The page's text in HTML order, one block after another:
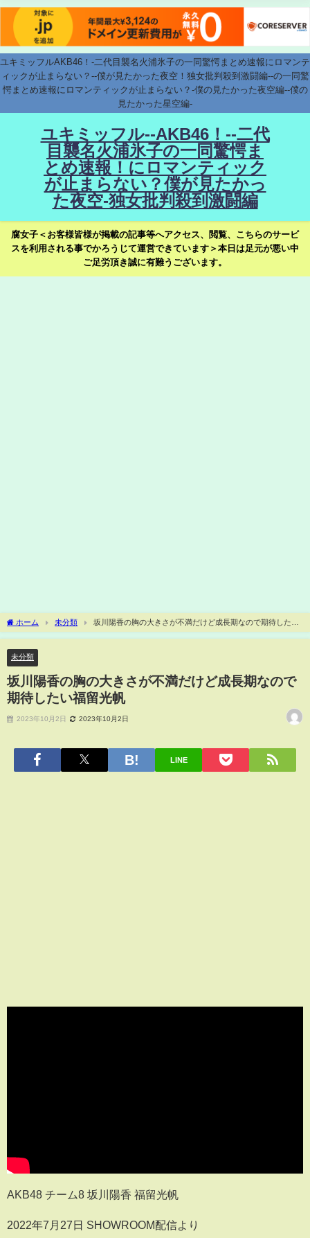
ユキミッフルAKB46！-二代目襲名火浦氷子の一同驚愕まとめ速報にロマンテ
ィックが止まらない？--僕が見たかった夜空！独女批判殺到激闘編--の一同驚
愕まとめ速報にロマンティックが止まらない？-僕の見たかった夜空編--僕の
見たかった星空編-
ユキミッフル--AKB46！--二代
目襲名火浦氷子の一同驚愕ま
とめ速報！にロマンティック
が止まらない？僕が見たかっ
た夜空-独女批判殺到激闘編
腐女子＜お客様皆様が掲載の記事等へアクセス、閲覧、こちらのサービ
スを利用される事でかろうじて運営できています＞本日は足元が悪い中
ご足労頂き誠に有難うございます。
ホーム 未分類
坂川陽香の胸の大きさが不満だけど成長期なので期待したい
福留光帆
未分類
坂川陽香の胸の大きさが不満だけど成長期なので
期待したい福留光帆
2023年10月2日 2023年10月2日
LINE
AKB48 チーム8 坂川陽香 福留光帆
2022年7月27日 SHOWROOM配信より